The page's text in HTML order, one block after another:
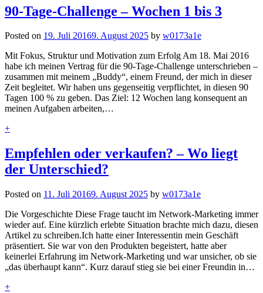
90-Tage-Challenge – Wochen 1 bis 3
Posted on 19. Juli 20169. August 2025 by w0173a1e
Mit Fokus, Struktur und Motivation zum Erfolg Am 18. Mai 2016
habe ich meinen Vertrag für die 90-Tage-Challenge unterschrieben –
zusammen mit meinem „Buddy“, einem Freund, der mich in dieser
Zeit begleitet. Wir haben uns gegenseitig verpflichtet, in diesen 90
Tagen 100 % zu geben. Das Ziel: 12 Wochen lang konsequent an
meinen Aufgaben arbeiten,…
+
Empfehlen oder verkaufen? – Wo liegt
der Unterschied?
Posted on 11. Juli 20169. August 2025 by w0173a1e
Die Vorgeschichte Diese Frage taucht im Network-Marketing immer
wieder auf. Eine kürzlich erlebte Situation brachte mich dazu, diesen
Artikel zu schreiben.Ich hatte einer Interessentin mein Geschäft
präsentiert. Sie war von den Produkten begeistert, hatte aber
keinerlei Erfahrung im Network-Marketing und war unsicher, ob sie
„das überhaupt kann“. Kurz darauf stieg sie bei einer Freundin in…
+